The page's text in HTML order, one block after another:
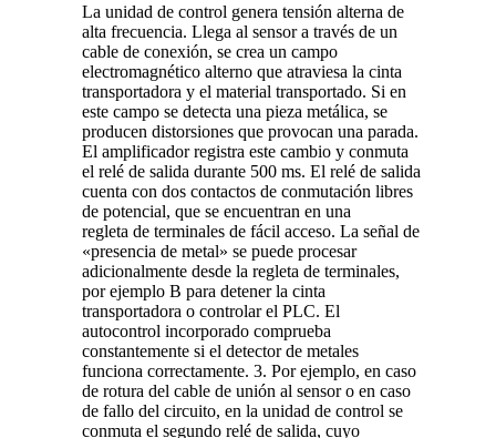
La unidad de control genera tensión alterna de
alta frecuencia. Llega al sensor a través de un
cable de conexión, se crea un campo
electromagnético alterno que atraviesa la cinta
transportadora y el material transportado. Si en
este campo se detecta una pieza metálica, se
producen distorsiones que provocan una parada.
El amplificador registra este cambio y conmuta
el relé de salida durante 500 ms. El relé de salida
cuenta con dos contactos de conmutación libres
de potencial, que se encuentran en una
regleta de terminales de fácil acceso. La señal de
«presencia de metal» se puede procesar
adicionalmente desde la regleta de terminales,
por ejemplo B para detener la cinta
transportadora o controlar el PLC. El
autocontrol incorporado comprueba
constantemente si el detector de metales
funciona correctamente. 3. Por ejemplo, en caso
de rotura del cable de unión al sensor o en caso
de fallo del circuito, en la unidad de control se
conmuta el segundo relé de salida, cuyo